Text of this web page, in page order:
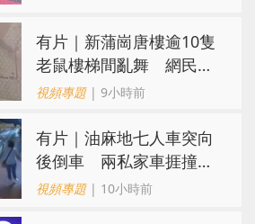
有片｜新蒲崗唐樓逾10隻
老鼠樓梯間亂舞 網民嚇
親：每次經過都要好大勇
視頻專題| 9小時前
有片｜油麻地七人車突向
後倒車 兩私家車捱撞
司機不顧而去
視頻專題| 10小時前